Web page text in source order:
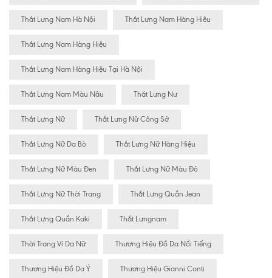
Thắt Lưng Nam Hà Nội Thắt Lưng Nam Hàng Hiêu
Thắt Lưng Nam Hàng Hiệu
Thắt Lưng Nam Hàng Hiệu Tại Hà Nội
Thắt Lưng Nam Màu Nâu Thăt Lưng Nư
Thắt Lưng Nữ Thắt Lưng Nữ Công Sở
Thắt Lưng Nữ Da Bò Thắt Lưng Nữ Hàng Hiệu
Thắt Lưng Nữ Màu Đen Thắt Lưng Nữ Màu Đỏ
Thắt Lưng Nữ Thời Trang Thắt Lưng Quần Jean
Thắt Lưng Quần Kaki Thắt Lưngnam
Thời Trang Ví Da Nữ Thương Hiệu Đồ Da Nổi Tiếng
Thương Hiệu Đồ Da Ý Thương Hiệu Gianni Conti